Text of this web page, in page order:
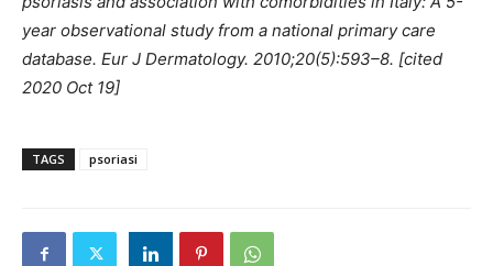
year observational study from a national primary care
database. Eur J Dermatology. 2010;20(5):593–8. [cited
2020 Oct 19]
TAGS psoriasi